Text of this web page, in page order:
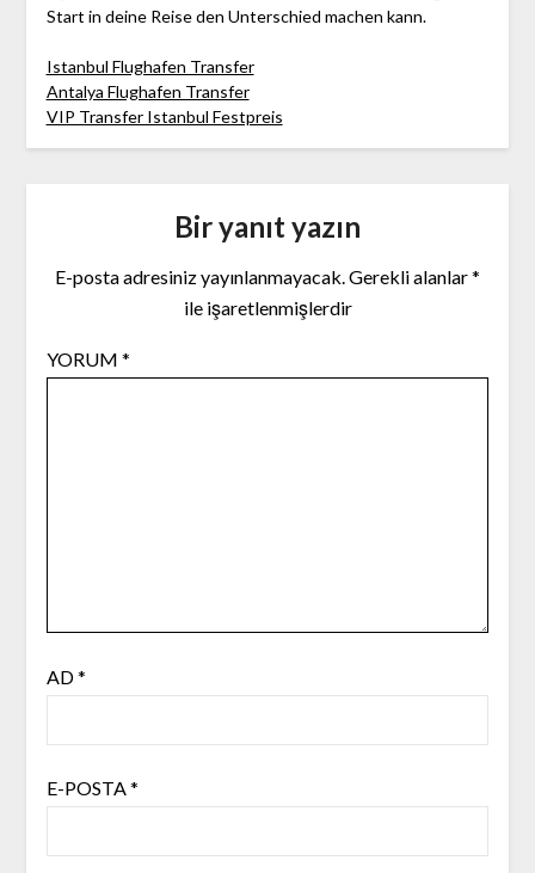
Start in deine Reise den Unterschied machen kann.
Istanbul Flughafen Transfer
Antalya Flughafen Transfer
VIP Transfer Istanbul Festpreis
Bir yanıt yazın
E-posta adresiniz yayınlanmayacak.Gerekli alanlar*
ile işaretlenmişlerdir
YORUM *
AD*
E-POSTA*